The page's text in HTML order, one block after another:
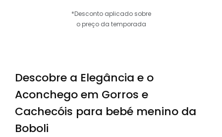
*Desconto aplicado sobre
o preço da temporada
Descobre a Elegância e o
Aconchego em Gorros e
Cachecóis para bebé menino da
Boboli